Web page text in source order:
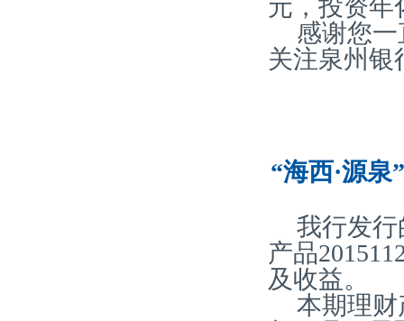
元，投资年
感谢您
关注泉州银
“海西·源
我行发行
产品
及收益。
本期理财